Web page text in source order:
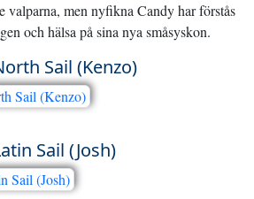
valparna, men nyfikna Candy har förstås
och hälsa på sina nya småsyskon.
Sail (Kenzo)
Sail (Josh)